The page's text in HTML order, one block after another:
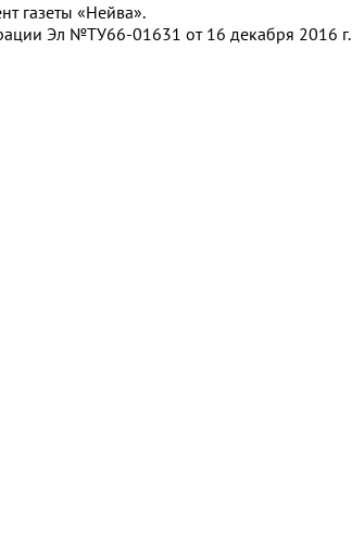
газеты «Нейва».
Эл №ТУ66-01631 от 16 декабря 2016 г.